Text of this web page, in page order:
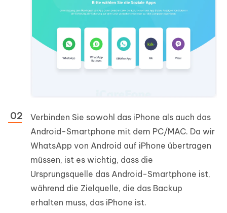
Verbinden Sie sowohl das iPhone als auch das
Android-Smartphone mit dem PC/MAC. Da wir
WhatsApp von Android auf iPhone übertragen
müssen, ist es wichtig, dass die
Ursprungsquelle das Android-Smartphone ist,
während die Zielquelle, die das Backup
erhalten muss, das iPhone ist.